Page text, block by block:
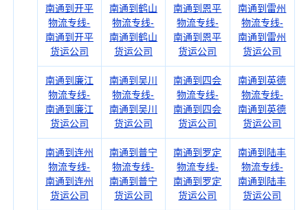
南通到开平
物流专线-
南通到开平
货运公司
南通到鹤山
物流专线-
南通到鹤山
货运公司
南通到恩平
物流专线-
南通到恩平
货运公司
南通到雷州
物流专线-
南通到雷州
货运公司
南通到廉江
物流专线-
南通到廉江
货运公司
南通到吴川
物流专线-
南通到吴川
货运公司
南通到四会
物流专线-
南通到四会
货运公司
南通到英德
物流专线-
南通到英德
货运公司
南通到连州
物流专线-
南通到连州
货运公司
南通到普宁
物流专线-
南通到普宁
货运公司
南通到罗定
物流专线-
南通到罗定
货运公司
南通到陆丰
物流专线-
南通到陆丰
货运公司